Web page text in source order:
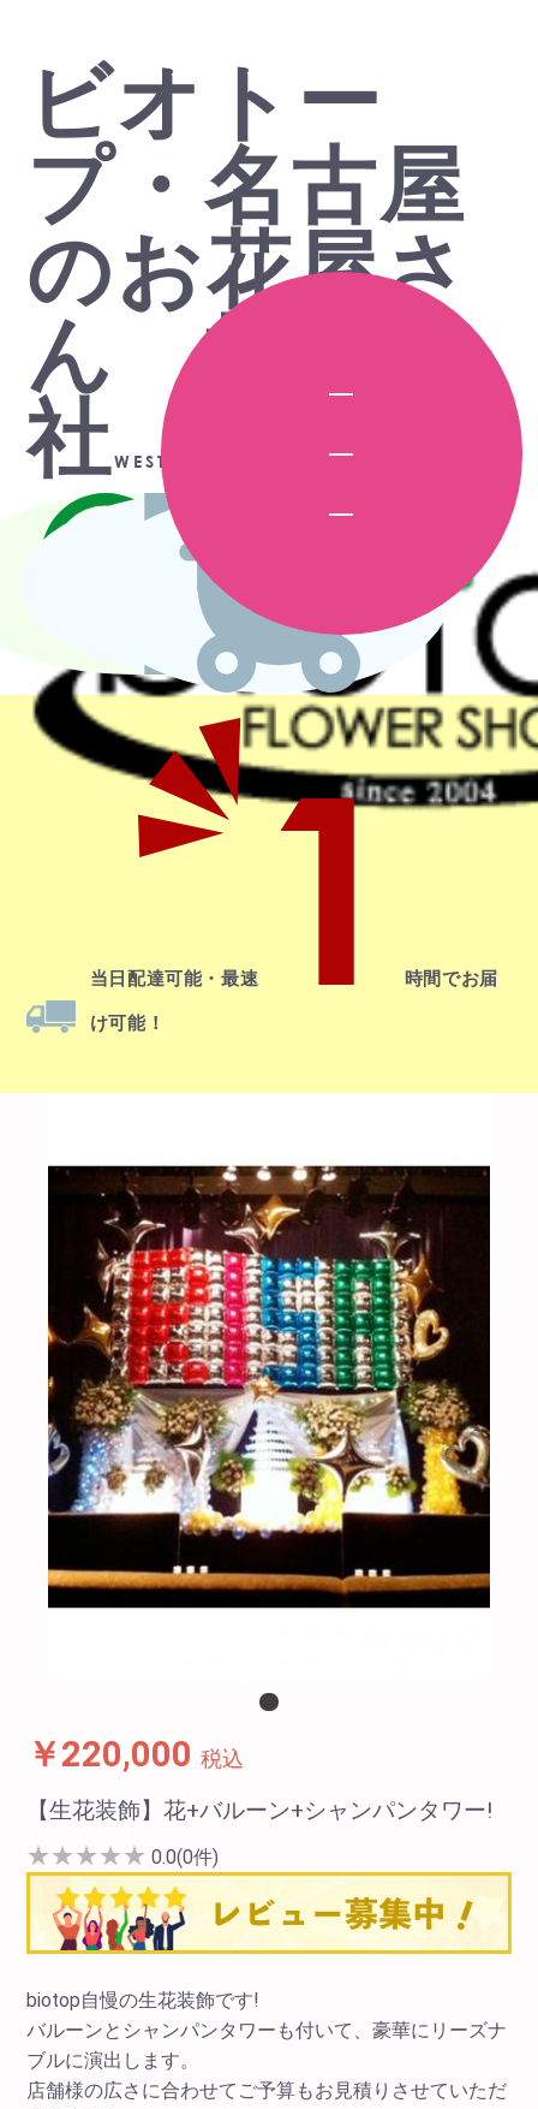
ビオトー
プ・名古屋
のお花屋さ
ん 株式会
社WEST FIELD
当日配達可能・最速1時間でお届
け可能！
￥220,000 税込
【生花装飾】花+バルーン+シャンパンタワー!
★★★★★ 0.0(0件)
biotop自慢の生花装飾です!
バルーンとシャンパンタワーも付いて、豪華にリーズナ
ブルに演出します。
店舗様の広さに合わせてご予算もお見積りさせていただ